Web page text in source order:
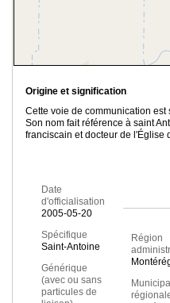
Origine et signification
Cette voie de communication est
Son nom fait référence à saint
franciscain et docteur de l'Église
Date
d'officialisation
2005-05-20
Spécifique
Saint-Antoine
Générique
(avec ou sans
particules de
Région